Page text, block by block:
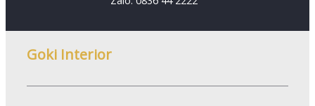
Goki Interior